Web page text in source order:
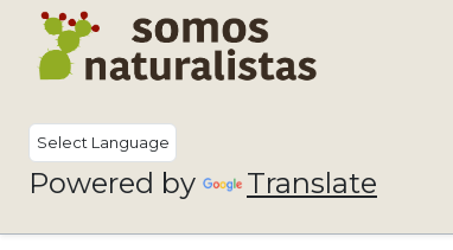
Powered by Translate